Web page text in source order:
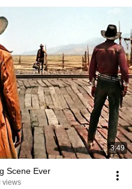
3:49
Scene Ever
views